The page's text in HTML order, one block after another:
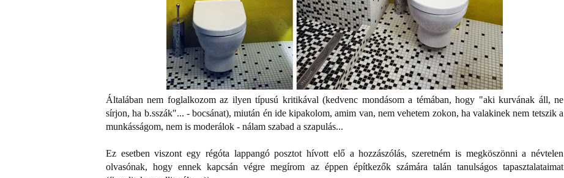
Általában nem foglalkozom az ilyen típusú kritikával (kedvenc mondásom a témában, hogy "aki kurvának áll, ne
sírjon, ha b.sszák"... - bocsánat), miután én ide kipakolom, amim van, nem vehetem zokon, ha valakinek nem tetszik a
munkásságom, nem is moderálok - nálam szabad a szapulás...
Ez esetben viszont egy régóta lappangó posztot hívott elő a hozzászólás, szeretném is megköszönni a névtelen
olvasónak, hogy ennek kapcsán végre megírom az éppen építkezők számára talán tanulságos tapasztalataimat